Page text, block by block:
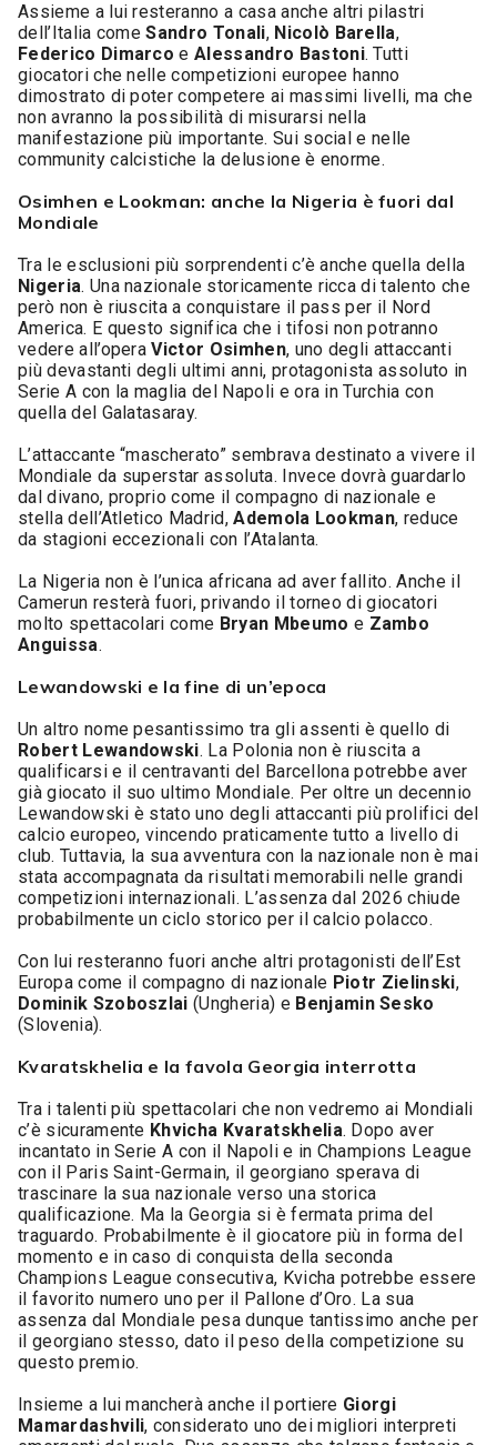
Assieme a lui resteranno a casa anche altri pilastri
dell’Italia comeSandro Tonali, Nicolò Barella,
Federico Dimarco e Alessandro Bastoni. Tutti
giocatori che nelle competizioni europee hanno
dimostrato di poter competere ai massimi livelli, ma che
non avranno la possibilità di misurarsi nella
manifestazione più importante. Sui social e nelle
community calcistiche la delusione è enorme.
Osimhen e Lookman: anche la Nigeria è fuori dal
Mondiale
Tra le esclusioni più sorprendenti c’è anche quella della
Nigeria. Una nazionale storicamente ricca di talento che
però non è riuscita a conquistare il pass per il Nord
America. E questo significa che i tifosi non potranno
vedere all’operaVictor Osimhen, uno degli attaccanti
più devastanti degli ultimi anni, protagonista assoluto in
Serie A con la maglia del Napoli e ora in Turchia con
quella del Galatasaray.
L’attaccante “mascherato” sembrava destinato a vivere il
Mondiale da superstar assoluta. Invece dovrà guardarlo
dal divano, proprio come il compagno di nazionale e
stella dell’Atletico Madrid,Ademola Lookman, reduce
da stagioni eccezionali con l’Atalanta.
La Nigeria non è l’unica africana ad aver fallito. Anche il
Camerun resterà fuori, privando il torneo di giocatori
molto spettacolari come Bryan Mbeumo e Zambo
Anguissa.
Lewandowski e la fine di un’epoca
Un altro nome pesantissimo tra gli assenti è quello di
Robert Lewandowski. La Polonia non è riuscita a
qualificarsi e il centravanti del Barcellona potrebbe aver
già giocato il suo ultimo Mondiale. Per oltre un decennio
Lewandowski è stato uno degli attaccanti più prolifici del
calcio europeo, vincendo praticamente tutto a livello di
club. Tuttavia, la sua avventura con la nazionale non è mai
stata accompagnata da risultati memorabili nelle grandi
competizioni internazionali. L’assenza dal 2026 chiude
probabilmente un ciclo storico per il calcio polacco.
Con lui resteranno fuori anche altri protagonisti dell’Est
Europa come il compagno di nazionale Piotr Zielinski,
Dominik Szoboszlai(Ungheria) e Benjamin Sesko
(Slovenia).
Kvaratskhelia e la favola Georgia interrotta
Tra i talenti più spettacolari che non vedremo ai Mondiali
c’è sicuramente Khvicha Kvaratskhelia. Dopo aver
incantato in Serie A con il Napoli e in Champions League
con il Paris Saint-Germain, il georgiano sperava di
trascinare la sua nazionale verso una storica
qualificazione. Ma la Georgia si è fermata prima del
traguardo. Probabilmente è il giocatore più in forma del
momento e in caso di conquista della seconda
Champions League consecutiva, Kvicha potrebbe essere
il favorito numero uno per il Pallone d’Oro. La sua
assenza dal Mondiale pesa dunque tantissimo anche per
il georgiano stesso, dato il peso della competizione su
questo premio.
Insieme a lui mancherà anche il portiere Giorgi
Mamardashvili, considerato uno dei migliori interpreti